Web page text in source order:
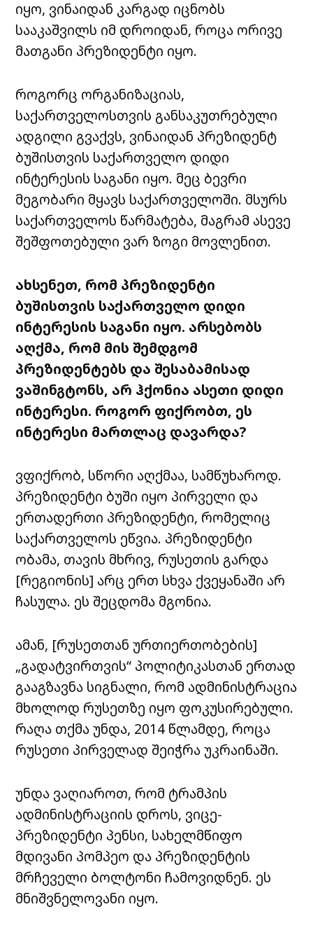
იყო, ვინაიდან კარგად იცნობს
სააკაშვილს იმ დროიდან, როცა ორივე
მათგანი პრეზიდენტი იყო.
როგორც ორგანიზაციას,
საქართველოსთვის განსაკუთრებული
ადგილი გვაქვს, ვინაიდან პრეზიდენტ
ბუშისთვის საქართველო დიდი
ინტერესის საგანი იყო. მეც ბევრი
მეგობარი მყავს საქართველოში. მსურს
საქართველოს წარმატება, მაგრამ ასევე
შეშფოთებული ვარ ზოგი მოვლენით.
ახსენეთ, რომ პრეზიდენტი
ბუშისთვის საქართველო დიდი
ინტერესის საგანი იყო. არსებობს
აღქმა, რომ მის შემდგომ
პრეზიდენტებს და შესაბამისად
ვაშინგტონს, არ ჰქონია ასეთი დიდი
ინტერესი. როგორ ფიქრობთ, ეს
ინტერესი მართლაც დავარდა?
ვფიქრობ, სწორი აღქმაა, სამწუხაროდ.
პრეზიდენტი ბუში იყო პირველი და
ერთადერთი პრეზიდენტი, რომელიც
საქართველოს ეწვია. პრეზიდენტი
ობამა, თავის მხრივ, რუსეთის გარდა
[რეგიონის] არც ერთ სხვა ქვეყანაში არ
ჩასულა. ეს შეცდომა მგონია.
ამან, [რუსეთთან ურთიერთობების]
„გადატვირთვის“ პოლიტიკასთან ერთად
გააგზავნა სიგნალი, რომ ადმინისტრაცია
მხოლოდ რუსეთზე იყო ფოკუსირებული.
რაღა თქმა უნდა, 2014 წლამდე, როცა
რუსეთი პირველად შეიჭრა უკრაინაში.
უნდა ვაღიაროთ, რომ ტრამპის
ადმინისტრაციის დროს, ვიცე-
პრეზიდენტი პენსი, სახელმწიფო
მდივანი პომპეო და პრეზიდენტის
მრჩეველი ბოლტონი ჩამოვიდნენ. ეს
მნიშვნელოვანი იყო.